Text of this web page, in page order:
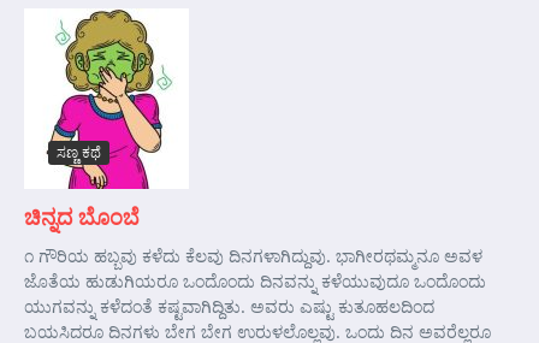
ಸಣ್ಣ ಕಥೆ
ಚಿನ್ನದ ಬೊಂಬೆ
೧ ಗೌರಿಯ ಹಬ್ಬವು ಕಳೆದು ಕೆಲವು ದಿನಗಳಾಗಿದ್ದುವು. ಭಾಗೀರಥಮ್ಮನೂ ಅವಳ
ಜೊತೆಯ ಹುಡುಗಿಯರೂ ಒಂದೊಂದು ದಿನವನ್ನು ಕಳೆಯುವುದೂ ಒಂದೊಂದು
ಯುಗವನ್ನು ಕಳೆದಂತೆ ಕಷ್ಟವಾಗಿದ್ದಿತು. ಅವರು ಎಷ್ಟು ಕುತೂಹಲದಿಂದ
ಬಯಸಿದರೂ ದಿನಗಳು ಬೇಗ ಬೇಗ ಉರುಳಲೊಲ್ಲವು. ಒಂದು ದಿನ ಅವರೆಲ್ಲರೂ